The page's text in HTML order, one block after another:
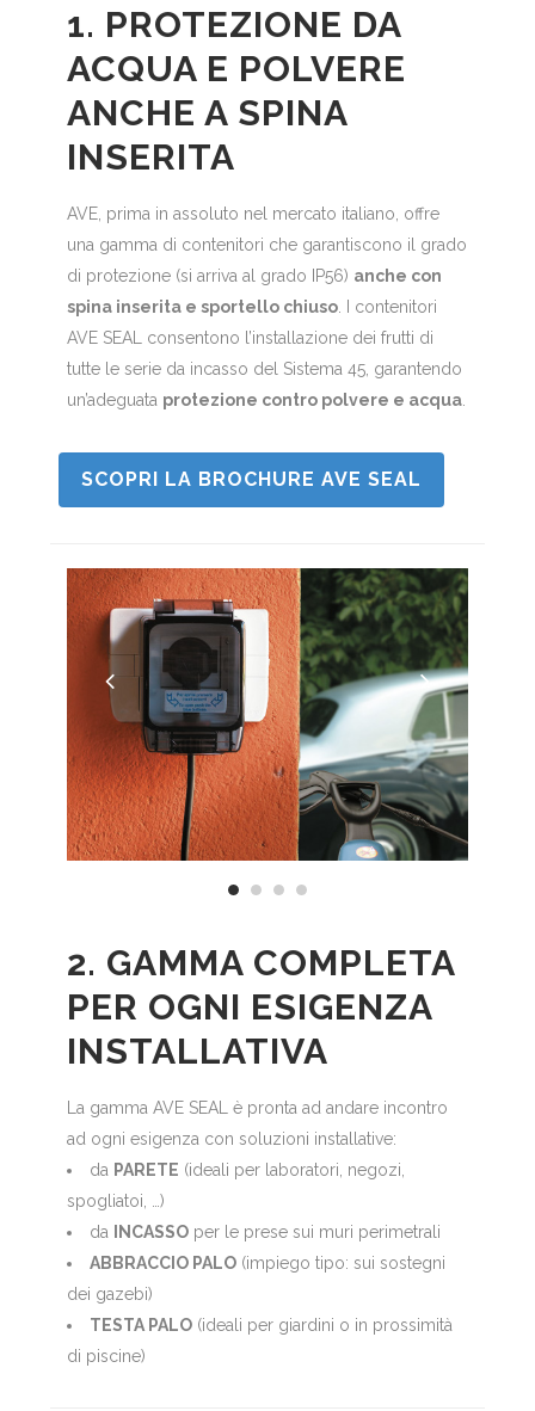
1. PROTEZIONE DA
ACQUA E POLVERE
ANCHE A SPINA
INSERITA
AVE, prima in assoluto nel mercato italiano, offre
una gamma di contenitori che garantiscono il grado
di protezione (si arriva al grado IP56) anche con
spina inserita e sportello chiuso. I contenitori
AVE SEAL consentono l’installazione dei frutti di
tutte le serie da incasso del Sistema 45, garantendo
un’adeguata protezione contro polvere e acqua.
SCOPRI LA BROCHURE AVE SEAL
2. GAMMA COMPLETA
PER OGNI ESIGENZA
INSTALLATIVA
La gamma AVE SEAL è pronta ad andare incontro
ad ogni esigenza con soluzioni installative:
da PARETE (ideali per laboratori, negozi,
spogliatoi, …)
da
INCASSOper le prese sui muri perimetrali
ABBRACCIO PALO(impiego tipo: sui sostegni
dei gazebi)
TESTA PALO(ideali per giardini o in prossimità
di piscine)